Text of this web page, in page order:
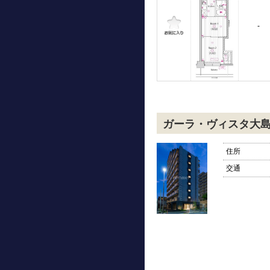
-
ガーラ・ヴィスタ大
住所
交通